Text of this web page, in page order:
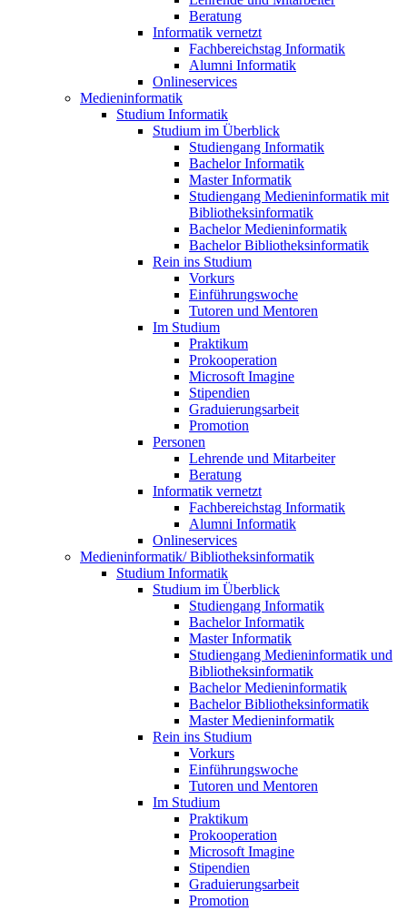
Beratung
Informatik vernetzt
Fachbereichstag Informatik
Alumni Informatik
Onlineservices
Medieninformatik
Studium Informatik
Studium im Überblick
Studiengang Informatik
Bachelor Informatik
Master Informatik
Studiengang Medieninformatik mit
Bibliotheksinformatik
Bachelor Medieninformatik
Bachelor Bibliotheksinformatik
Rein ins Studium
Vorkurs
Einführungswoche
Tutoren und Mentoren
Im Studium
Praktikum
Prokooperation
Microsoft Imagine
Stipendien
Graduierungsarbeit
Promotion
Personen
Lehrende und Mitarbeiter
Beratung
Informatik vernetzt
Fachbereichstag Informatik
Alumni Informatik
Onlineservices
Medieninformatik/ Bibliotheksinformatik
Studium Informatik
Studium im Überblick
Studiengang Informatik
Bachelor Informatik
Master Informatik
Studiengang Medieninformatik und
Bibliotheksinformatik
Bachelor Medieninformatik
Bachelor Bibliotheksinformatik
Master Medieninformatik
Rein ins Studium
Vorkurs
Einführungswoche
Tutoren und Mentoren
Im Studium
Praktikum
Prokooperation
Microsoft Imagine
Stipendien
Graduierungsarbeit
Promotion